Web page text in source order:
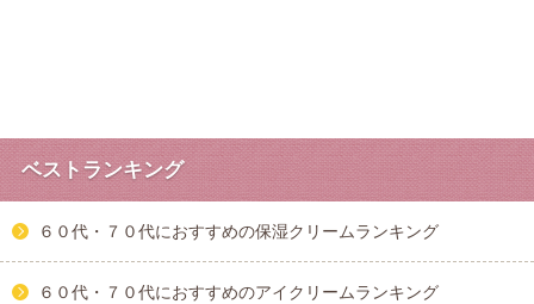
ベストランキング
６０代・７０代におすすめの保湿クリームランキング
６０代・７０代におすすめのアイクリームランキング